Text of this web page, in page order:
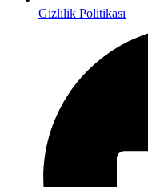
Gizlilik Politikası